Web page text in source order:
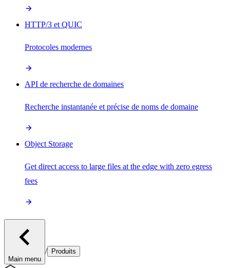
HTTP/3 et QUIC
Protocoles modernes
API de recherche de domaines
Recherche instantanée et précise de noms de domaine
Object Storage
Get direct access to large files at the edge with zero egress
fees
Main menu
/ Produits